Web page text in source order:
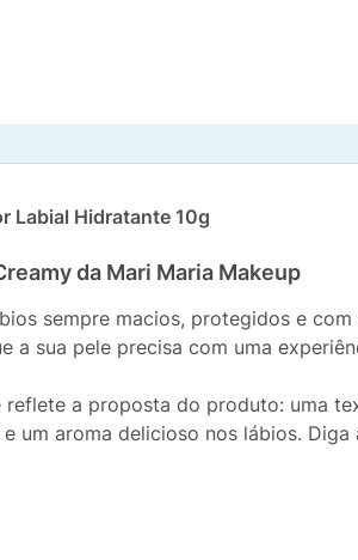
Labial Hidratante 10g
da Mari Maria Makeup
sempre macios, protegidos e
a sua pele precisa com uma
a proposta do produto: uma
um aroma delicioso nos lábios.